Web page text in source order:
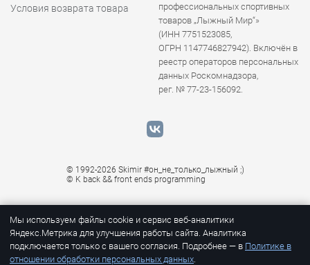
Условия возврата товара
профессиональных спортивных
товаров „Лыжный Мир“»
(ИНН 7751523085,
ОГРН 1147746827942). Включён в
реестр операторов персональных
данных Роскомнадзора,
рег. № 77-23-156092.
© 1992-2026 Skimir #он_не_только_лыжный ;)
© K back && front ends programming
Мы используем файлы cookie и сервис веб-аналитики
Яндекс.Метрика для улучшения работы сайта. Аналитика
подключается только с вашего согласия. Подробнее — в Политике в
отношении обработки персональных данных.